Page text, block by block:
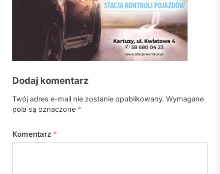
Dodaj komentarz
Twój adres e-mail nie zostanie opublikowany. Wymagane
pola są oznaczone *
Komentarz *